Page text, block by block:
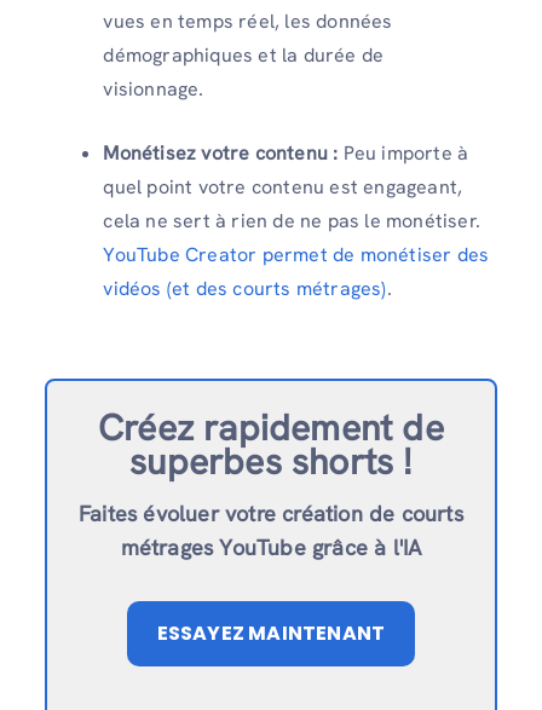
vues en temps réel, les données
démographiques et la durée de
visionnage.
Monétisez votre contenu : Peu importe à
quel point votre contenu est engageant,
cela ne sert à rien de ne pas le monétiser.
YouTube Creator permet de monétiser des
vidéos (et des courts métrages).
Créez rapidement de
superbes shorts !
Faites évoluer votre création de courts
métrages YouTube grâce à l'IA
ESSAYEZ MAINTENANT